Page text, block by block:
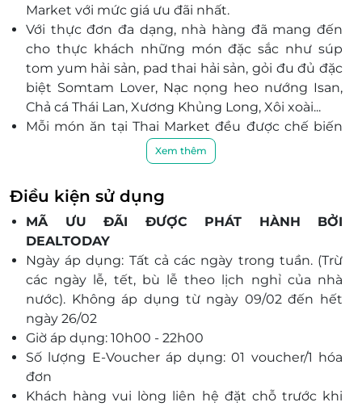
Văn Đồng, P. Hiệp Bình Chánh, Q. Thủ Đức, HCM
Lô 03-25a, Trung Tâm Thương Mại SC Vivo City, Số
1058 Nguyễn Văn Linh, Phường Tân Hưng, Thành
Phố Hồ Chí Minh
Đà Nẵng
43 Bình Minh 5, Hải Châu, Đà Nẵng
K4/3 Trần Quốc Toản, Hải Châu, Đà Nẵng
48 Thái Phiên, Hải Châu, Đà Nẵng
Tầng 4, Lô số L4-18, Trung tâm thương mại Vincom
Plaza, 910A Ngô Quyền, An Hải Bắc, Sơn Trà, Đà
Nẵng
Hải Phòng
Lô L3 - 05 Tầng L3, Trung Tâm Thương Mại Vincom
Mega Mall Royal Island thuộc Lô CCĐT - 01, Khu B1,
Khu Trung Tâm Giải Trí, nhà ở và công viên sinh thái
đảo Vũ Yên, Phường Thuỷ Nguyên, TP Hải Phòng
Market với mức giá ưu đãi nhất.
Với thực đơn đa dạng, nhà hàng đã mang đến
cho thực khách những món đặc sắc như súp
tom yum hải sản, pad thai hải sản, gỏi đu đủ đặc
biệt Somtam Lover, Nạc nọng heo nướng Isan,
Chả cá Thái Lan, Xương Khủng Long, Xôi xoài...
Mỗi món ăn tại Thai Market đều được chế biến
từ nguyên liệu tươi ngon, đảm bảo mang đến
cho bạn hương vị thơm ngon, hấp dẫn.
Không gian kết hợp giữa truyền thống và hiện
đại của Thái Lan, Thai Market mang đến cho
khách hàng một không gian ấm cúng và đầy
màu sắc để tận hưởng bữa ăn.
Cùng phong cách phục vụ chu đáo sẽ khiến bạn
cảm thấy hài lòng và thoải mái.
Xem thêm
Điều kiện sử dụng
MÃ ƯU ĐÃI ĐƯỢC PHÁT HÀNH BỞI
DEALTODAY
Ngày áp dụng: Tất cả các ngày trong tuần. (Trừ
các ngày lễ, tết, bù lễ theo lịch nghỉ của nhà
nước). Không áp dụng từ ngày 09/02 đến hết
ngày 26/02
Giờ áp dụng: 10h00 - 22h00
Số lượng E-Voucher áp dụng: 01 voucher/1 hóa
đơn
Khách hàng vui lòng liên hệ đặt chỗ trước khi